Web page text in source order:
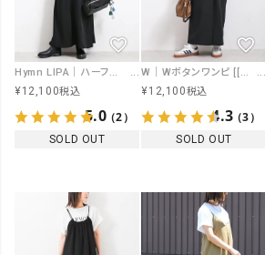
Hymn LIPA｜ハーフジップストレッチワンピ－ス[[IZK25071]][F]
¥12,100税込
5.0（2）
SOLD OUT
W｜Wボタンワンピ [[IZK25101]][F]
¥12,100税込
4.3（3）
SOLD OUT